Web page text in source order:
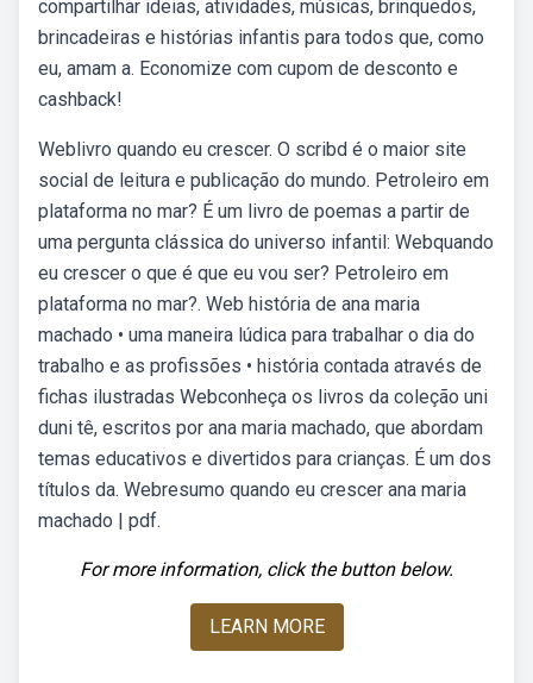
compartilhar ideias, atividades, músicas, brinquedos,
brincadeiras e histórias infantis para todos que, como
eu, amam a. Economize com cupom de desconto e
cashback!
Weblivro quando eu crescer. O scribd é o maior site
social de leitura e publicação do mundo. Petroleiro em
plataforma no mar? É um livro de poemas a partir de
uma pergunta clássica do universo infantil: Webquando
eu crescer o que é que eu vou ser? Petroleiro em
plataforma no mar?. Web️ história de ana maria
machado • uma maneira lúdica para trabalhar o dia do
trabalho e as profissões • história contada através de
fichas ilustradas Webconheça os livros da coleção uni
duni tê, escritos por ana maria machado, que abordam
temas educativos e divertidos para crianças. É um dos
títulos da. Webresumo quando eu crescer ana maria
machado | pdf.
For more information, click the button below.
LEARN MORE